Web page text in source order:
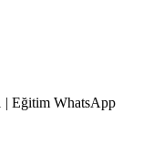
| Eğitim WhatsApp